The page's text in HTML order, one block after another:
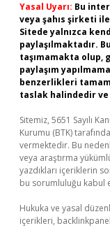
Yasal Uyarı: Bu
veya şahıs şirketi
Sitede yalnızca
paylaşılmaktadır.
taşımamakta olup,
paylaşım
benzerlikleri
taslak halindedir
Sitemiz, 5651 Sayılı
Kurumu (BTK)
vermektedir. Bu
veya araştırma
yazdıkları içeriklerin
bu sorumluluğu kabul
Hukuka ve yasal
içerikleri,